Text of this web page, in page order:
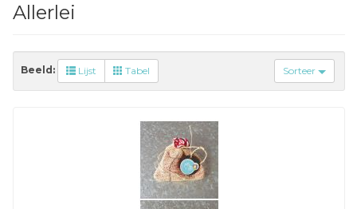
Allerlei
Sorteer
Beeld: Lijst Tabel